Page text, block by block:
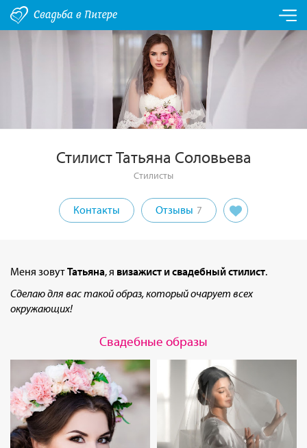
Стилист Татьяна Соловьева
Стилисты
Контакты Отзывы 7
Меня зовутТатьяна, я визажист и свадебный стилист.
Сделаю для вас такой образ, который очарует всех
окружающих!
Свадебные образы